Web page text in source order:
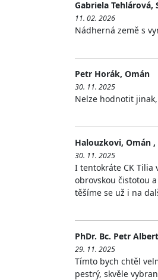
Gabriela Tehlárová,
11. 02. 2026
Nádherná země s
Petr Horák, Omán
30. 11. 2025
Nelze hodnotit
Halouzkovi, Omán
30. 11. 2025
I tentokráte CK Tilia
obrovskou čistotou
těšíme se už i na
PhDr. Bc. Petr
29. 11. 2025
Tímto bych chtěl
pestrý, skvěle